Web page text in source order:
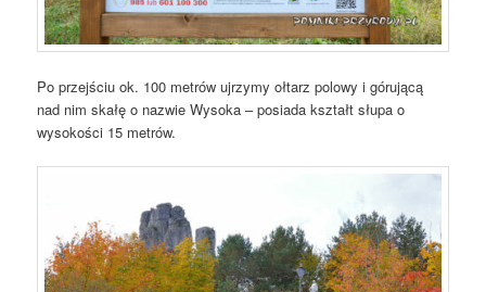
Po przejściu ok. 100 metrów ujrzymy ołtarz polowy i górującą
nad nim skałę o nazwie Wysoka – posiada kształt słupa o
wysokości 15 metrów.